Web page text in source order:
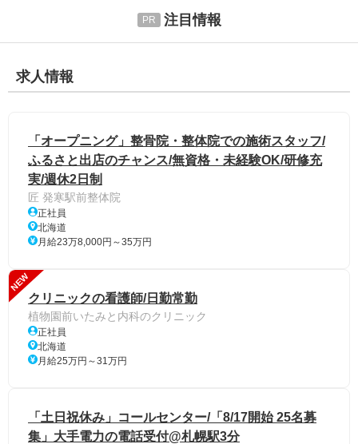
注目情報
求人情報
「オープニング」整骨院・整体院での施術スタッフ/
ふるさと出店のチャンス/無資格・未経験OK/研修充
実/週休2日制
匠 発寒駅前整体院
正社員
北海道
月給23万8,000円～35万円
NEW
クリニックの看護師/日勤常勤
植物園前いたみと内科のクリニック
正社員
北海道
月給25万円～31万円
「土日祝休み」コールセンター/「8/17開始 25名募
集」大手電力の電話受付@札幌駅3分